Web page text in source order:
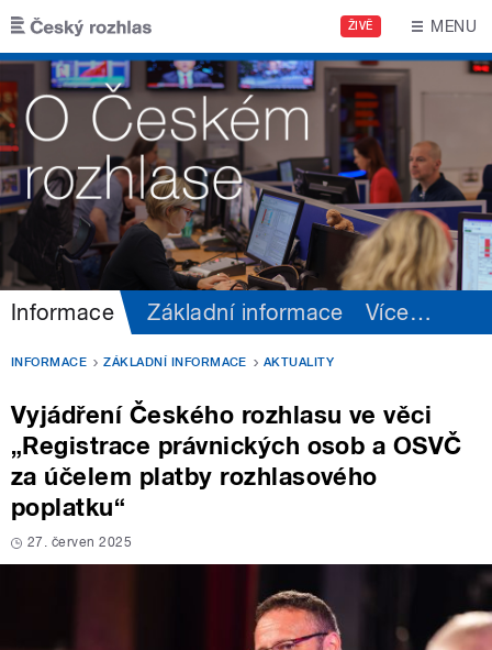
Přejít k hlavnímu obsahu
ŽIVĚ MENU
Informace Základní informace Více…
INFORMACE ZÁKLADNÍ INFORMACE AKTUALITY
Vyjádření Českého rozhlasu ve věci
„Registrace právnických osob a OSVČ
za účelem platby rozhlasového
poplatku“
27. červen 2025